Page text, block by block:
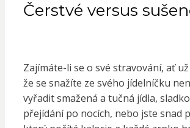
Čerstvé versus
Zajímáte-li se o své stravování, ať
že se snažíte ze svého jídelníčku
vyřadit smažená a tučná jídla,
přejídání po nocích, nebo jste snad